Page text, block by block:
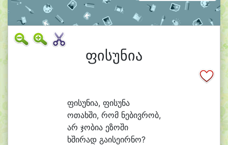
ფისუნია
ფისუნია, ფისუნა
ოთახში, რომ ნებივრობ,
არ ჯობია ეზოში
ხშირად გაისეირნო?